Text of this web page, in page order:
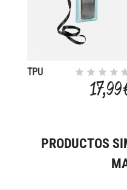
TPU
17,99
PRODUCTOS